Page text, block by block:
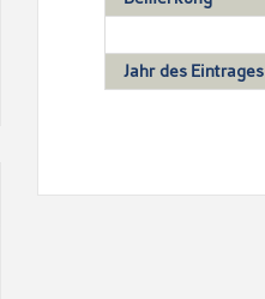
Jahr des Eintrages